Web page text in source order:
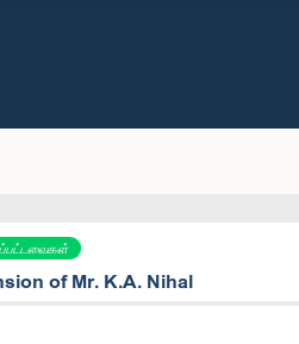
of Mr. K.A. Nihal